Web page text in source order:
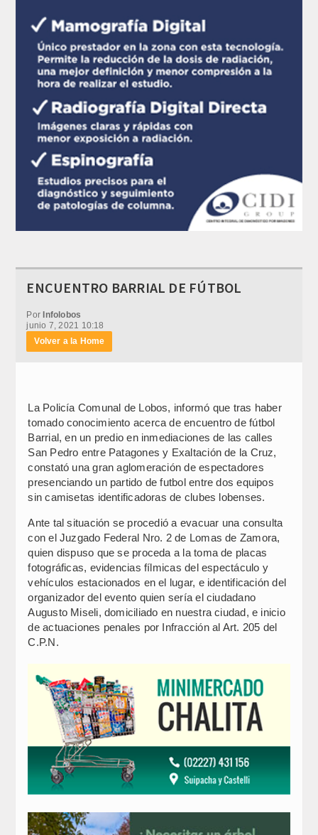
ENCUENTRO BARRIAL DE FÚTBOL
PorInfolobos
junio 7, 2021 10:18
Volver a la Home
La Policía Comunal de Lobos, informó que tras haber
tomado conocimiento acerca de encuentro de fútbol
Barrial, en un predio en inmediaciones de las calles
San Pedro entre Patagones y Exaltación de la Cruz,
constató una gran aglomeración de espectadores
presenciando un partido de futbol entre dos equipos
sin camisetas identificadoras de clubes lobenses.
Ante tal situación se procedió a evacuar una consulta
con el Juzgado Federal Nro. 2 de Lomas de Zamora,
quien dispuso que se proceda a la toma de placas
fotográficas, evidencias fílmicas del espectáculo y
vehículos estacionados en el lugar, e identificación del
organizador del evento quien sería el ciudadano
Augusto Miseli, domiciliado en nuestra ciudad, e inicio
de actuaciones penales por Infracción al Art. 205 del
C.P.N.